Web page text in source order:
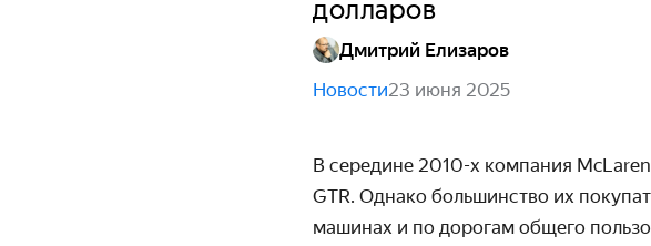
долларов
Дмитрий Елизаров
Новости23 июня 2025
В середине 2010-х компания
GTR. Однако большинство их
машинах и по дорогам общего